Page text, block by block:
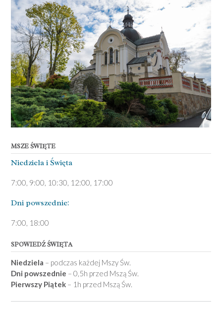
MSZE ŚWIĘTE
Niedziela ­i Święta
7:00, 9:00, 10:30, 12:00, 17:00
Dni pows­zednie:
7­:00, 18:00­
SPOWIEDŹ ŚWIĘTA
Niedziela – podczas każdej Mszy Św.
Dni powszednie – 0,5h przed Mszą Św.
Pierwszy Piątek – 1h przed Mszą Św.